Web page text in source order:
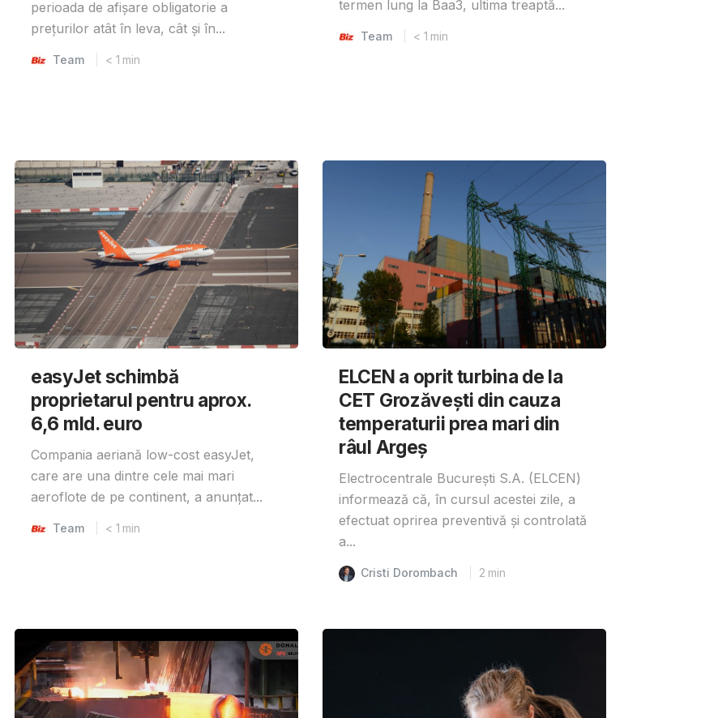
perioada de afișare obligatorie a
prețurilor atât în ​​leva, cât și în...
Team < 1 min
termen lung la Baa3, ultima treaptă...
Team < 1 min
easyJet schimbă
proprietarul pentru aprox.
6,6 mld. euro
Compania aeriană low-cost easyJet,
care are una dintre cele mai mari
aeroflote de pe continent, a anunțat...
Team < 1 min
ELCEN a oprit turbina de la
CET Grozăvești din cauza
temperaturii prea mari din
râul Argeș
Electrocentrale București S.A. (ELCEN)
informează că, în cursul acestei zile, a
efectuat oprirea preventivă și controlată
a...
Cristi Dorombach 2 min